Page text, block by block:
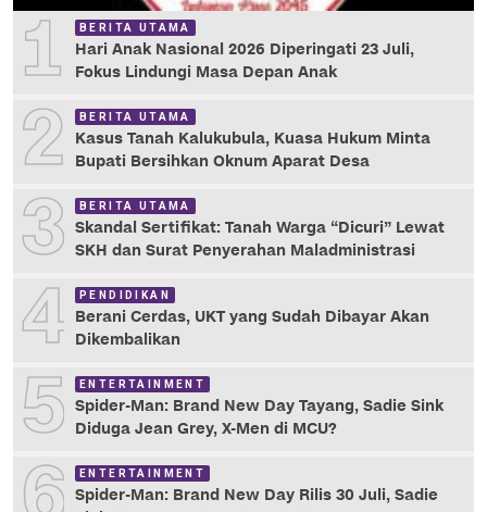
1 BERITA UTAMA
Hari Anak Nasional 2026 Diperingati 23 Juli,
Fokus Lindungi Masa Depan Anak
2 BERITA UTAMA
Kasus Tanah Kalukubula, Kuasa Hukum Minta
Bupati Bersihkan Oknum Aparat Desa
3 BERITA UTAMA
Skandal Sertifikat: Tanah Warga “Dicuri” Lewat
SKH dan Surat Penyerahan Maladministrasi
4 PENDIDIKAN
Berani Cerdas, UKT yang Sudah Dibayar Akan
Dikembalikan
5 ENTERTAINMENT
Spider-Man: Brand New Day Tayang, Sadie Sink
Diduga Jean Grey, X-Men di MCU?
ENTERTAINMENT
Spider-Man: Brand New Day Rilis 30 Juli, Sadie